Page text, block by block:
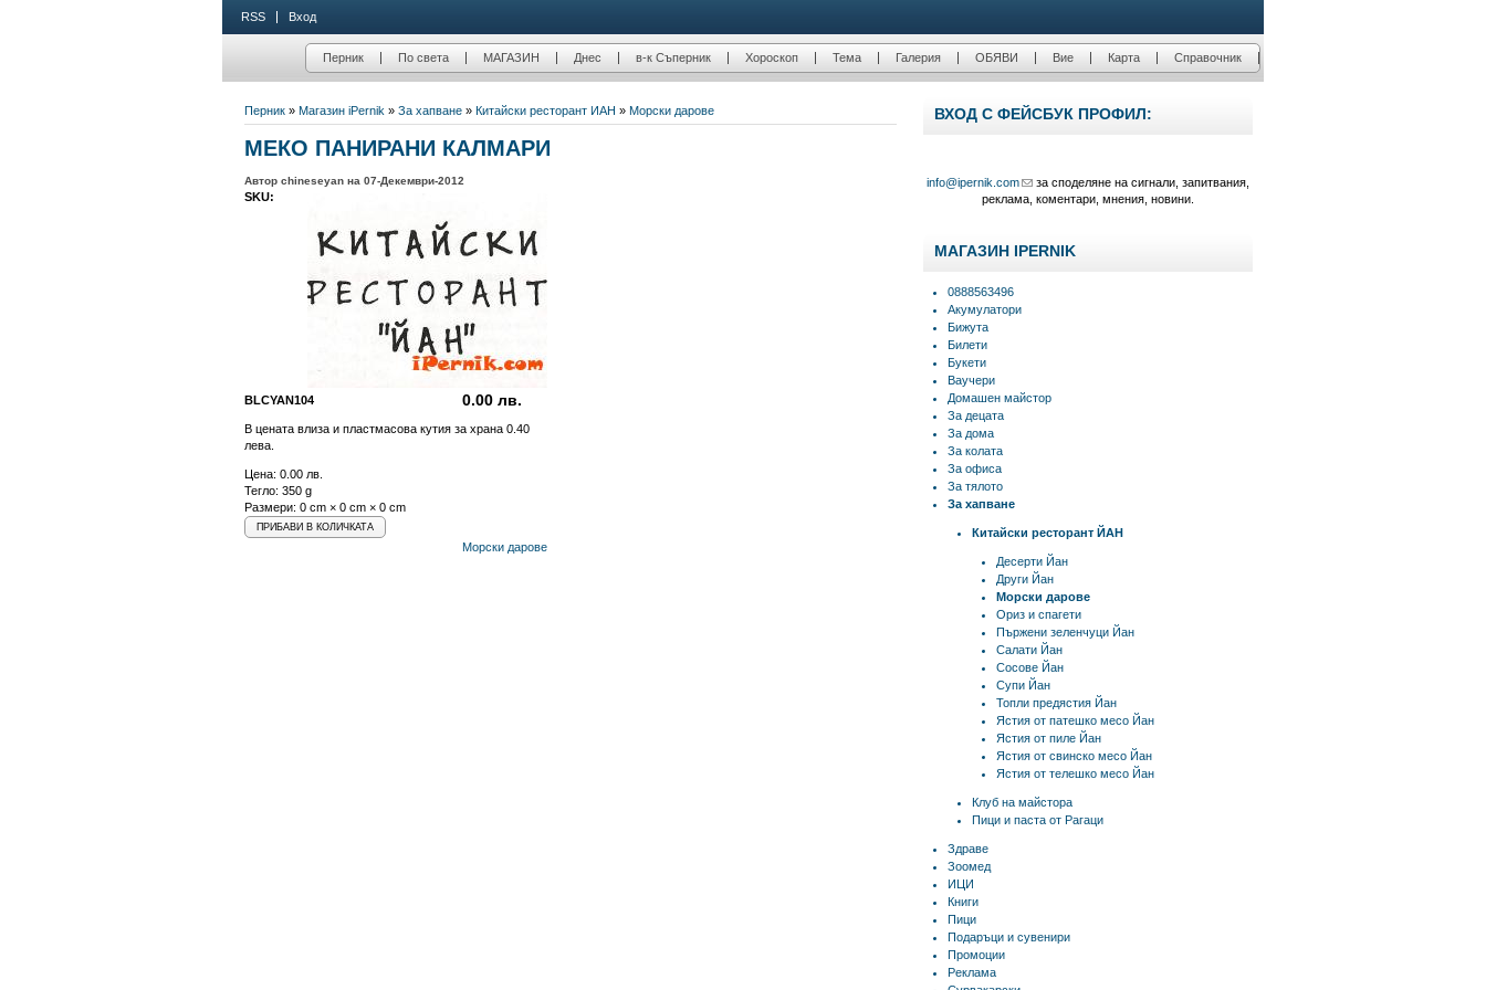
RSS Вход
Перник По света МАГАЗИН Днес в-к Съперник Хороскоп Тема Галерия ОБЯВИ Вие Карта Справочник
Перник » Магазин iPernik » За хапване » Китайски ресторант ЙАН » Морски дарове
МЕКО ПАНИРАНИ КАЛМАРИ
Автор chineseyan на 07-Декември-2012
0.00 лв.
SKU:
BLCYAN104
В цената влиза и пластмасова кутия за храна 0.40
лева.
Цена: 0.00 лв.
Тегло: 350 g
Размери: 0 cm × 0 cm × 0 cm
Морски дарове
ВХОД С ФЕЙСБУК ПРОФИЛ:
info@ipernik.com
за споделяне на сигнали, запитвания,
реклама, коментари, мнения, новини.
МАГАЗИН IPERNIK
0888563496
Акумулатори
Бижута
Билети
Букети
Ваучери
Домашен майстор
За децата
За дома
За колата
За офиса
За тялото
За хапване
Китайски ресторант ЙАН
Десерти Йан
Други Йан
Морски дарове
Ориз и спагети
Пържени зеленчуци Йан
Салати Йан
Сосове Йан
Супи Йан
Топли предястия Йан
Ястия от патешко месо Йан
Ястия от пиле Йан
Ястия от свинско месо Йан
Ястия от телешко месо Йан
Клуб на майстора
Пици и паста от Рагаци
Здраве
Зоомед
ИЦИ
Книги
Пици
Подаръци и сувенири
Промоции
Реклама